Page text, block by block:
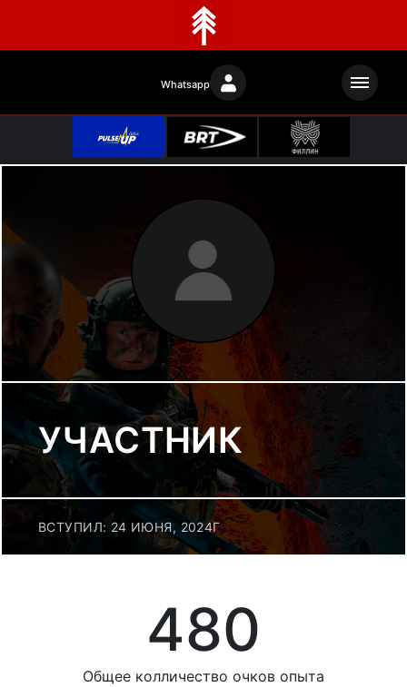
Whatsapp
УЧАСТНИК
ВСТУПИЛ: 24 ИЮНЯ, 2024Г
480
Общее колличество очков опыта